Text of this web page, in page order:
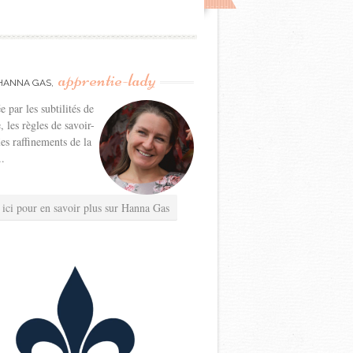
GAS, apprentie-lady
par les subtilités de
les règles de savoir-
raffinements de la
pour en savoir plus sur Hanna Gas